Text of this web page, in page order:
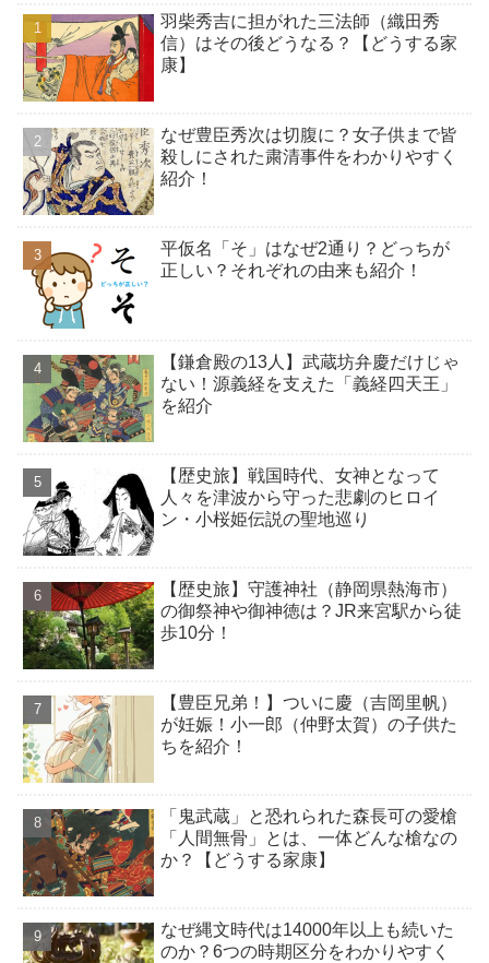
羽柴秀吉に担がれた三法師（織田秀
信）はその後どうなる？【どうする家
康】
なぜ豊臣秀次は切腹に？女子供まで皆
殺しにされた粛清事件をわかりやすく
紹介！
平仮名「そ」はなぜ2通り？どっちが
正しい？それぞれの由来も紹介！
【鎌倉殿の13人】武蔵坊弁慶だけじゃ
ない！源義経を支えた「義経四天王」
を紹介
【歴史旅】戦国時代、女神となって
人々を津波から守った悲劇のヒロイ
ン・小桜姫伝説の聖地巡り
【歴史旅】守護神社（静岡県熱海市）
の御祭神や御神徳は？JR来宮駅から徒
歩10分！
【豊臣兄弟！】ついに慶（吉岡里帆）
が妊娠！小一郎（仲野太賀）の子供た
ちを紹介！
「鬼武蔵」と恐れられた森長可の愛槍
「人間無骨」とは、一体どんな槍なの
か？【どうする家康】
なぜ縄文時代は14000年以上も続いた
のか？6つの時期区分をわかりやすく